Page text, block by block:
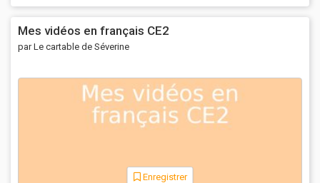
Mes vidéos en français CE2
par Le cartable de Séverine
Enregistrer